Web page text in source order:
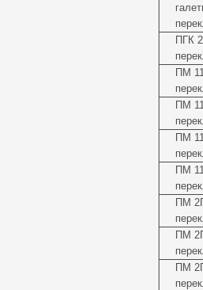
ПГК
ПМ
ПМ
ПМ
ПМ
ПМ
ПМ
ПМ